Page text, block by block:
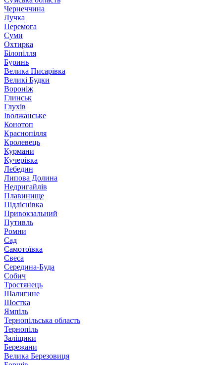
Чернеччина
Лучка
Перемога
Суми
Охтирка
Білопілля
Буринь
Велика Писарівка
Великі Будки
Вороніж
Глинськ
Глухів
Іволжанське
Конотоп
Краснопілля
Кролевець
Курмани
Кучерівка
Лебедин
Липова Долина
Недригайлів
Плавинище
Підліснівка
Привокзальний
Путивль
Ромни
Сад
Самотоївка
Свеса
Середина-Буда
Собич
Тростянець
Шалигине
Шостка
Ямпіль
Тернопільська область
Тернопіль
Заліщики
Бережани
Велика Березовиця